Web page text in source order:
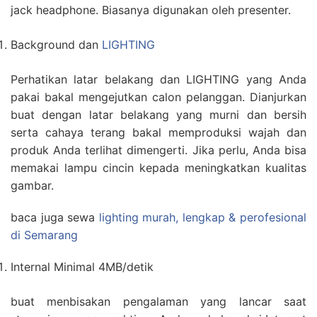
jack headphone. Biasanya digunakan oleh presenter.
Background dan LIGHTING
Perhatikan latar belakang dan LIGHTING yang Anda
pakai bakal mengejutkan calon pelanggan. Dianjurkan
buat dengan latar belakang yang murni dan bersih
serta cahaya terang bakal memproduksi wajah dan
produk Anda terlihat dimengerti. Jika perlu, Anda bisa
memakai lampu cincin kepada meningkatkan kualitas
gambar.
baca juga sewa lighting murah, lengkap & perofesional
di Semarang
Internal Minimal 4MB/detik
buat menbisakan pengalaman yang lancar saat